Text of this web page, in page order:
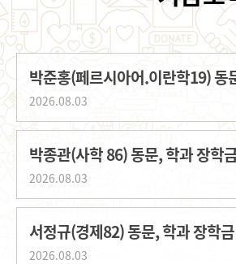
2026.08.03
박종관(사학 86) 동문, 학과 장학
2026.08.03
서정규(경제82) 동문, 학과 장학
2026.08.03